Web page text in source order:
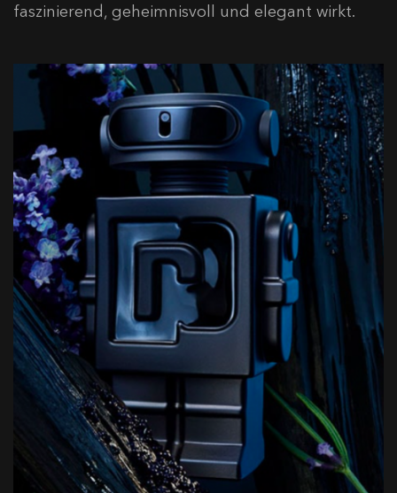
faszinierend, geheimnisvoll und elegant wirkt.